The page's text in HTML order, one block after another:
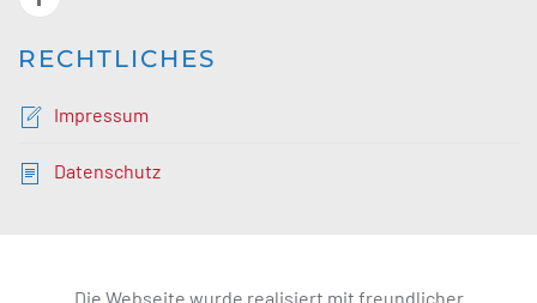
RECHTLICHES
Impressum
Datenschutz
Die Webseite wurde realisiert mit freundlicher